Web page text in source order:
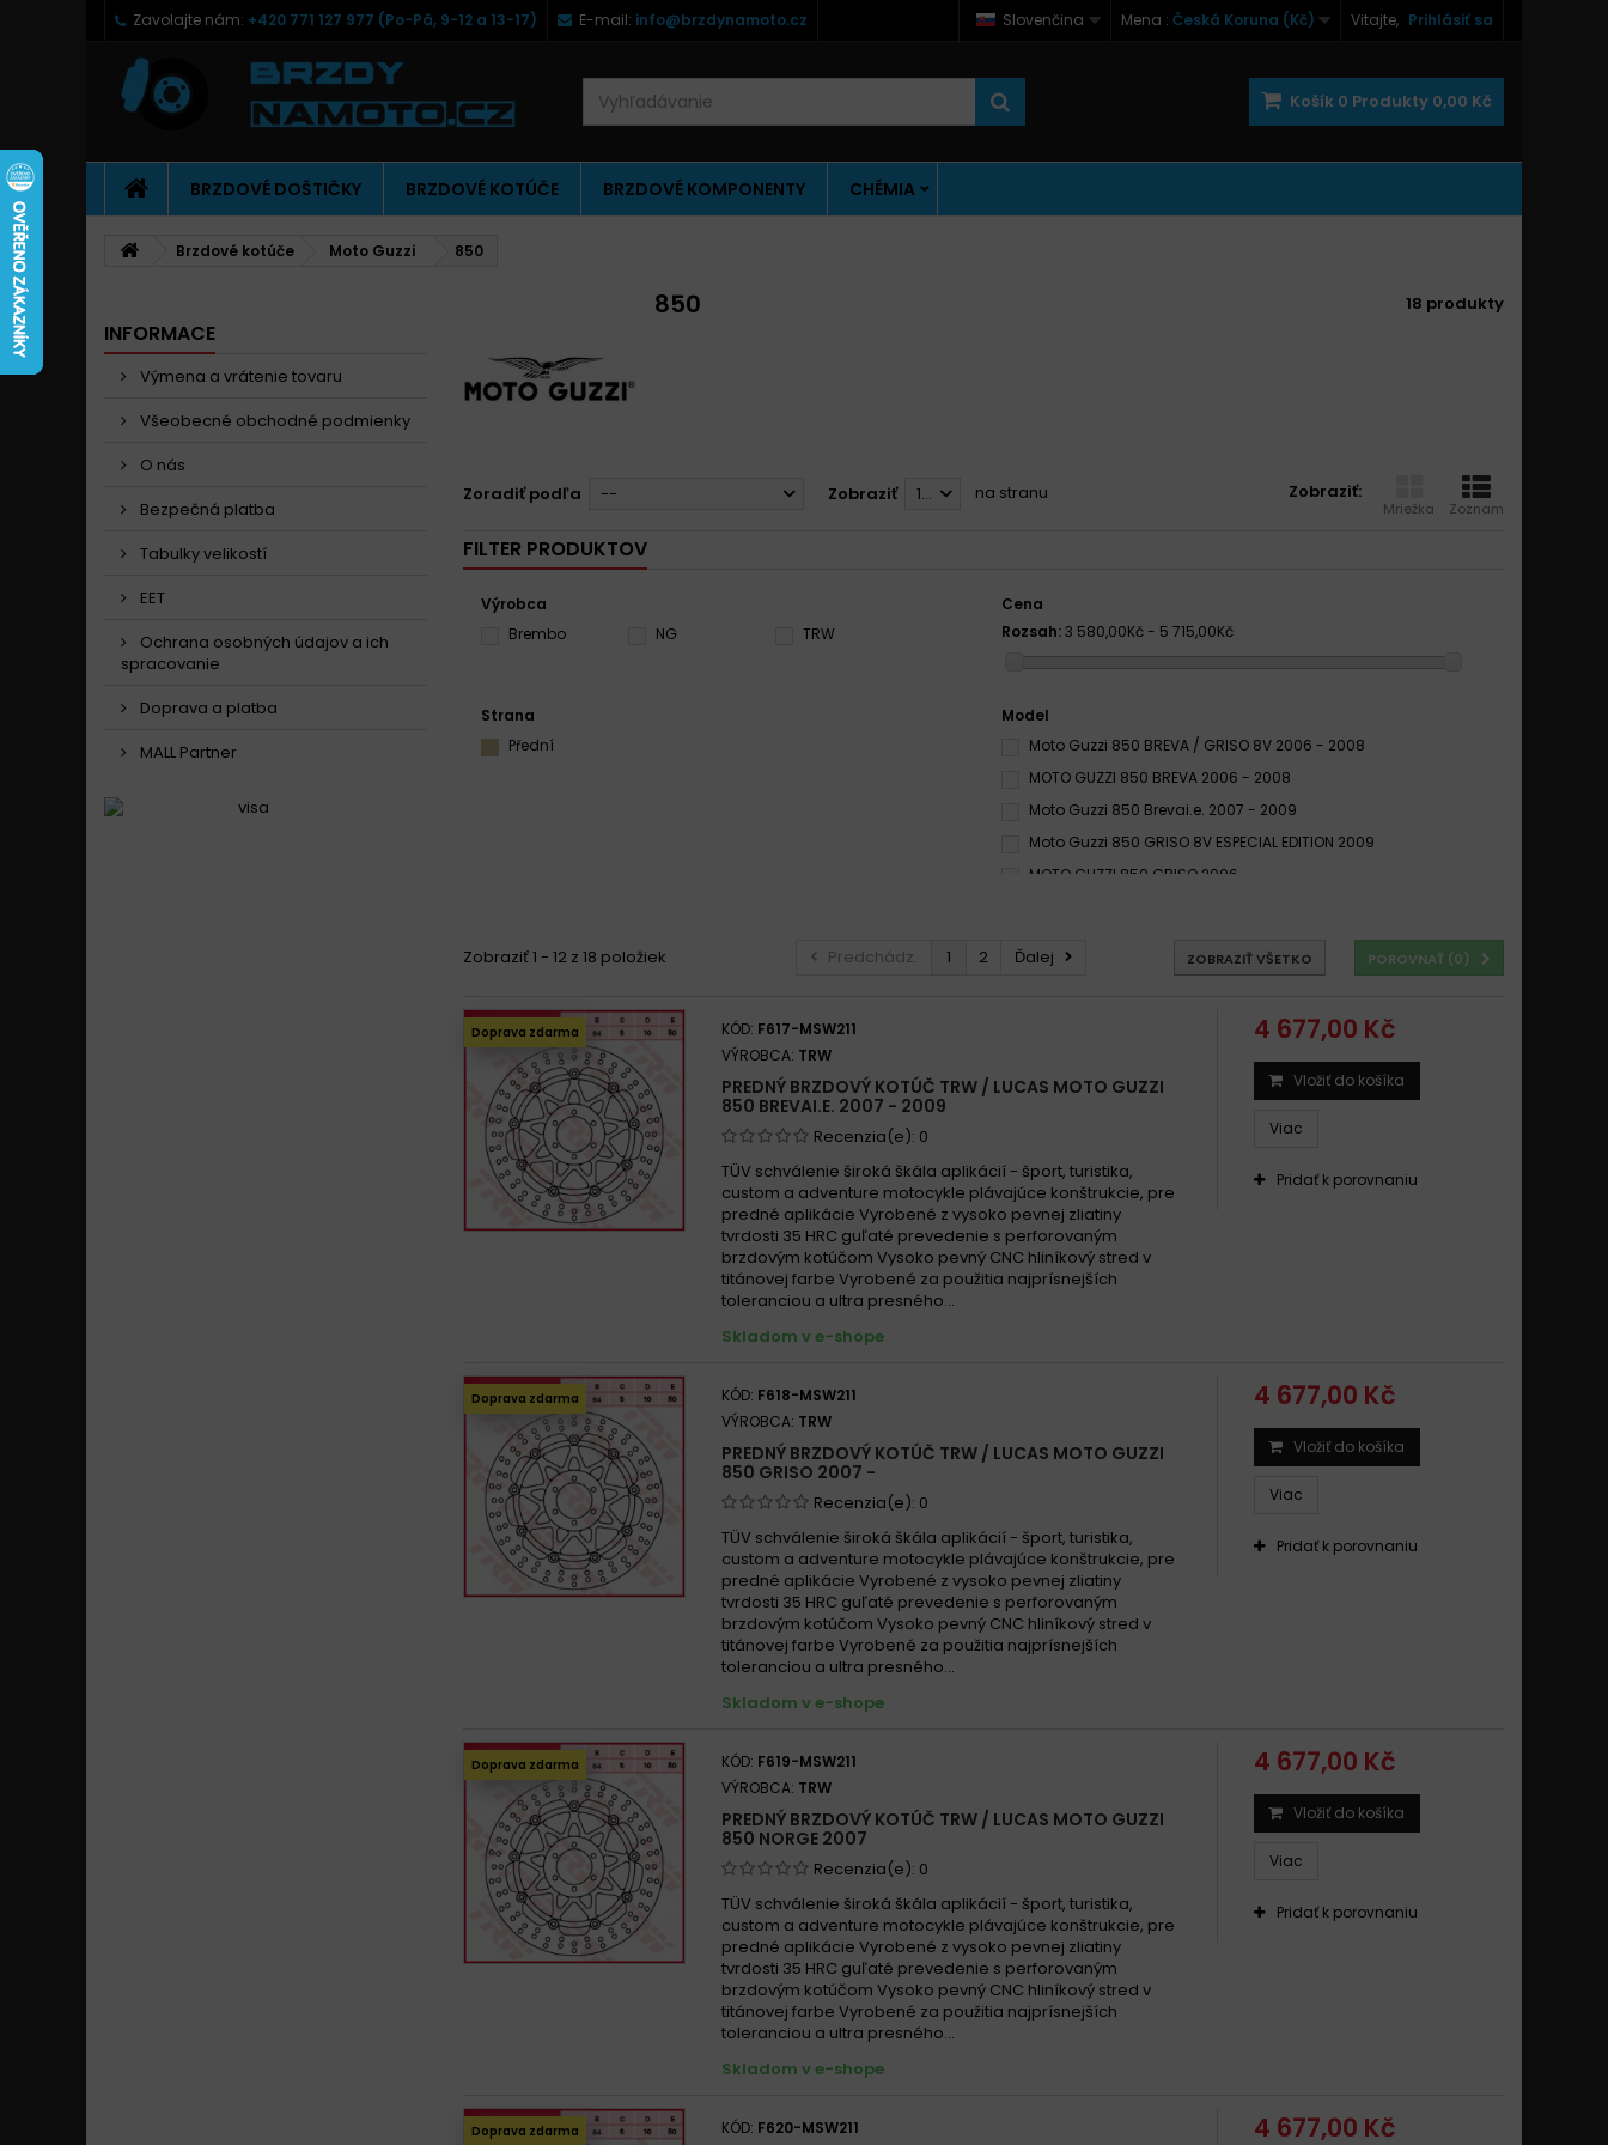
Vitajte, Prihlásiť sa
Mena : Česká Koruna (Kč)
Slovenčina
Zavolajte nám: +420 771 127 977 (Po-Pá, 9-12 a 13-17) E-mail: info@brzdynamoto.cz
Košík 0 Produkty 0,00 Kč
BRZDOVÉ DOŠTIČKY BRZDOVÉ KOTÚČE BRZDOVÉ KOMPONENTY CHÉMIA
Brzdové kotúče Moto Guzzi 850
INFORMACE
Výmena a vrátenie tovaru
Všeobecné obchodné podmienky
O nás
Bezpečná platba
Tabulky velikostí
EET
Ochrana osobných údajov a ich
spracovanie
Doprava a platba
MALL Partner
850 18 produkty
Zobraziť:
Mriežka Zoznam
Zoradiť podľa -- Zobraziť 12 na stranu
FILTER PRODUKTOV
Výrobca
Brembo
NG TRW
Cena
Rozsah:3 580,00Kč - 5 715,00Kč
Strana
Přední
Model
Moto Guzzi 850 BREVA / GRISO 8V 2006 - 2008
MOTO GUZZI 850 BREVA 2006 - 2008
Moto Guzzi 850 Brevai.e. 2007 - 2009
Moto Guzzi 850 GRISO 8V ESPECIAL EDITION 2009
MOTO GUZZI 850 GRISO 2006 -
MOTO GUZZI 850 NORGE T-GTL 2007 -
Moto Guzzi 850 NORGE T GTL 2007 - 2008
Moto Guzzi 850 STR BREVA 2006
MOTO GUZZI 850 V9 BOBBER 2016 -
MOTO GUZZI 850 V9 ROAMER 2016 -
Moto Guzzi V9 850 Bobber,Roamer 2016 -
POROVNAŤ (0)
Predchádz. 1 2 Ďalej ZOBRAZIŤ VŠETKO
Zobraziť 1 - 12 z 18 položiek
Doprava zdarma KÓD: F617-MSW211
VÝROBCA: TRW
PREDNÝ BRZDOVÝ KOTÚČ TRW / LUCAS MOTO GUZZI
850 BREVAI.E. 2007 - 2009
Recenzia(e): 0
TÜV schválenie široká škála aplikácií - šport, turistika,
custom a adventure motocykle plávajúce konštrukcie, pre
predné aplikácie Vyrobené z vysoko pevnej zliatiny
tvrdosti 35 HRC guľaté prevedenie s perforovaným
brzdovým kotúčom Vysoko pevný CNC hliníkový stred v
titánovej farbe Vyrobené za použitia najprísnejších
toleranciou a ultra presného...
Skladom v e-shope
4 677,00 Kč
Vložiť do košíka
Viac
Pridať k porovnaniu
Doprava zdarma KÓD: F618-MSW211
VÝROBCA: TRW
PREDNÝ BRZDOVÝ KOTÚČ TRW / LUCAS MOTO GUZZI
850 GRISO 2007 -
Recenzia(e): 0
TÜV schválenie široká škála aplikácií - šport, turistika,
custom a adventure motocykle plávajúce konštrukcie, pre
predné aplikácie Vyrobené z vysoko pevnej zliatiny
tvrdosti 35 HRC guľaté prevedenie s perforovaným
brzdovým kotúčom Vysoko pevný CNC hliníkový stred v
titánovej farbe Vyrobené za použitia najprísnejších
toleranciou a ultra presného...
Skladom v e-shope
4 677,00 Kč
Vložiť do košíka
Viac
Pridať k porovnaniu
Doprava zdarma KÓD: F619-MSW211
VÝROBCA: TRW
PREDNÝ BRZDOVÝ KOTÚČ TRW / LUCAS MOTO GUZZI
850 NORGE 2007
Recenzia(e): 0
TÜV schválenie široká škála aplikácií - šport, turistika,
custom a adventure motocykle plávajúce konštrukcie, pre
predné aplikácie Vyrobené z vysoko pevnej zliatiny
tvrdosti 35 HRC guľaté prevedenie s perforovaným
brzdovým kotúčom Vysoko pevný CNC hliníkový stred v
titánovej farbe Vyrobené za použitia najprísnejších
toleranciou a ultra presného...
Skladom v e-shope
4 677,00 Kč
Vložiť do košíka
Viac
Pridať k porovnaniu
Doprava zdarma KÓD: F620-MSW211
4 677,00 Kč